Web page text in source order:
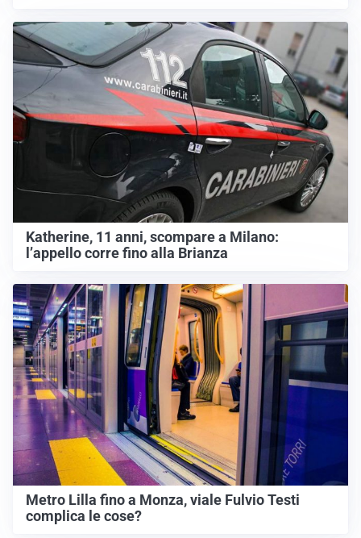
Katherine, 11 anni, scompare a Milano:
l’appello corre fino alla Brianza
Metro Lilla fino a Monza, viale Fulvio Testi
complica le cose?